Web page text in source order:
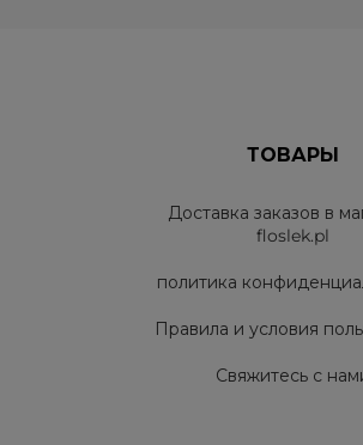
ТОВАРЫ
Доставка заказов в
floslek.pl
политика
Правила и условия
Свяжитесь с